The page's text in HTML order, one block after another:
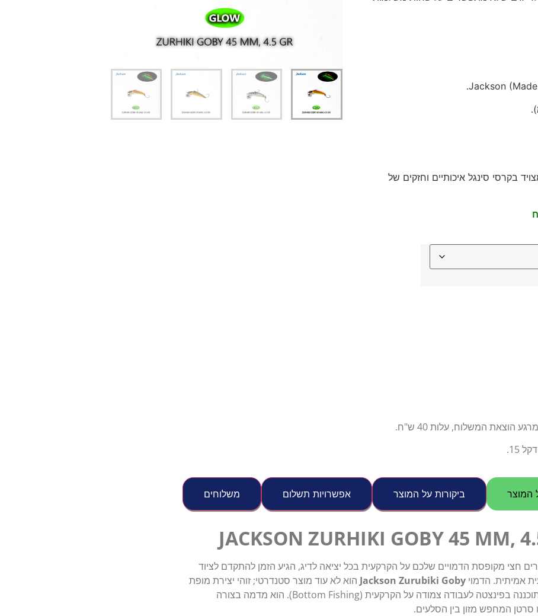
החנות שלי – ציוד מומלץ שווה להכנס!
בקרסי סינגל איכותיים וחזקים של
המשלוח, עלות 40 ש"ח.
15.
המוצר ביקורות על המוצר אפשרויות תשלום משלוחים
JACKSON ZURHIKI GOBY 45 MM,
חצי מקופסת הדמויים שלכם על הקרקעית בכל יציאה לדיג, הגיע הזמן להתקדם לציוד
אמיתית. הדמויJackson Zurubiki Goby הוא לא עוד מוצר סטנדרטי; זוהי יצירת מופת
של הנדסה יפנית, שתוכננה בפינצטה לעבודה צמודה על הקרקעית (Bottom Fishing). הוא מדמה בצורה
סרטן המחפש מזון בין הסלעים.